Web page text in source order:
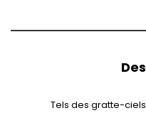
Tels des gratte-